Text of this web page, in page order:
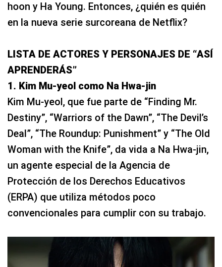
hoon y Ha Young. Entonces, ¿quién es quién
en la nueva serie surcoreana de Netflix?
LISTA DE ACTORES Y PERSONAJES DE “ASÍ
APRENDERÁS”
1. Kim Mu-yeol como Na Hwa-jin
Kim Mu-yeol, que fue parte de “Finding Mr.
Destiny”, “Warriors of the Dawn”, “The Devil’s
Deal”, “The Roundup: Punishment” y “The Old
Woman with the Knife”, da vida a Na Hwa-jin,
un agente especial de la Agencia de
Protección de los Derechos Educativos
(ERPA) que utiliza métodos poco
convencionales para cumplir con su trabajo.